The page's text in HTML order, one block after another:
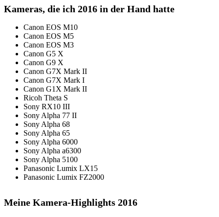
Kameras, die ich 2016 in der Hand hatte
Canon EOS M10
Canon EOS M5
Canon EOS M3
Canon G5 X
Canon G9 X
Canon G7X Mark II
Canon G7X Mark I
Canon G1X Mark II
Ricoh Theta S
Sony RX10 III
Sony Alpha 77 II
Sony Alpha 68
Sony Alpha 65
Sony Alpha 6000
Sony Alpha a6300
Sony Alpha 5100
Panasonic Lumix LX15
Panasonic Lumix FZ2000
Meine Kamera-Highlights 2016